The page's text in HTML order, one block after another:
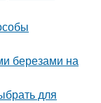
березами на
для